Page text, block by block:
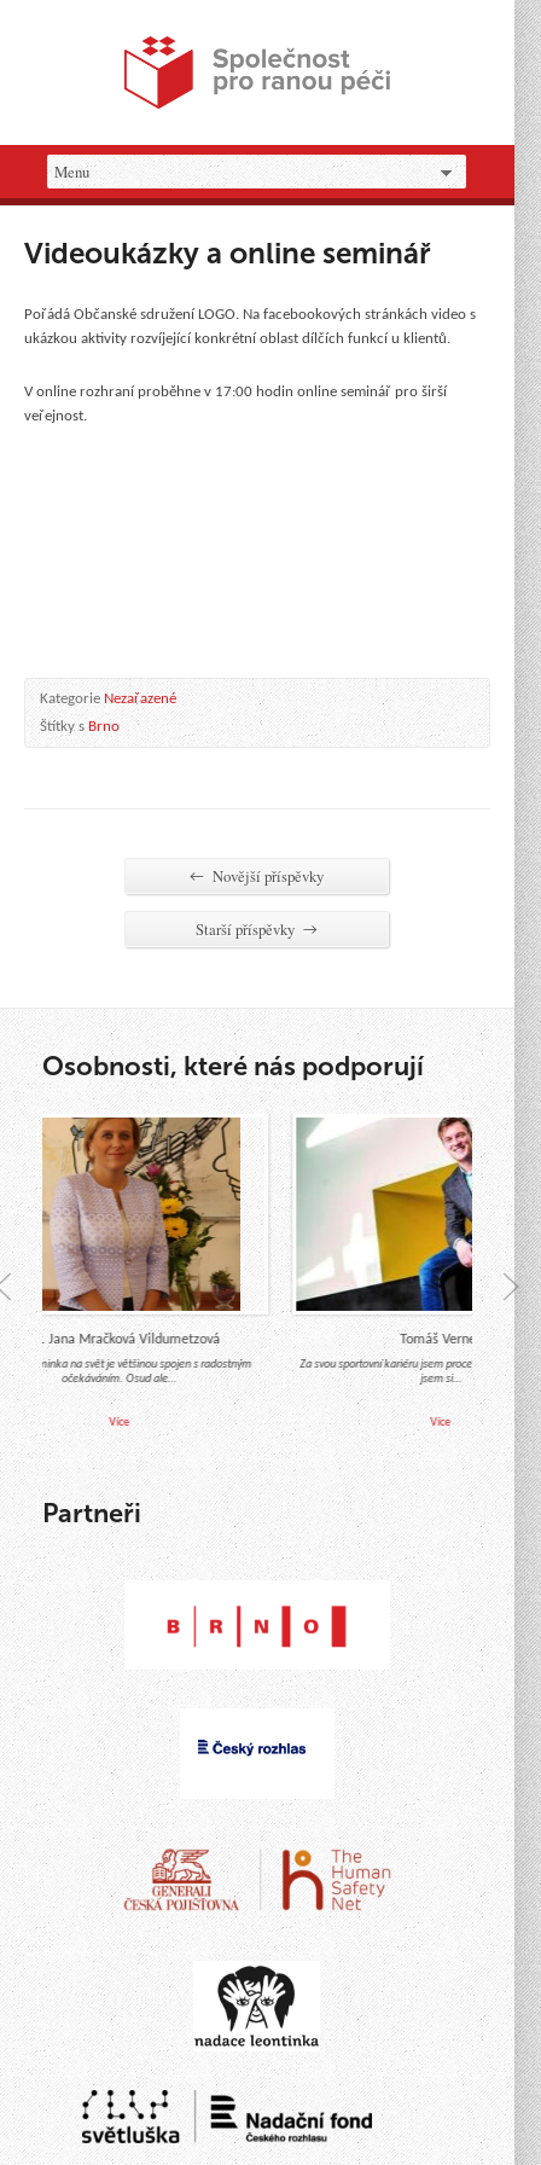
Videoukázky a online seminář
Pořádá Občanské sdružení LOGO. Na facebookových stránkách video s
ukázkou aktivity rozvíjející konkrétní oblast dílčích funkcí u klientů.
V online rozhraní proběhne v 17:00 hodin online seminář pro širší
veřejnost.
Kategorie Nezařazené
Štítky s Brno
← Novější příspěvky
Starší příspěvky →
Osobnosti, které nás podporují
Mgr. Jana Mračková Vildumetzová
miminka na svět je většinou spojen s radostným
očekáváním. Osud ale…
Více
Tomáš Verner
Za svou sportovní kariéru jsem procestoval celý svět
jsem si…
Více
Partneři